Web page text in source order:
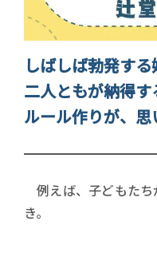
しばしば勃発する
二人ともが納得
ルール作りが、思
例えば、子どもたち
き。